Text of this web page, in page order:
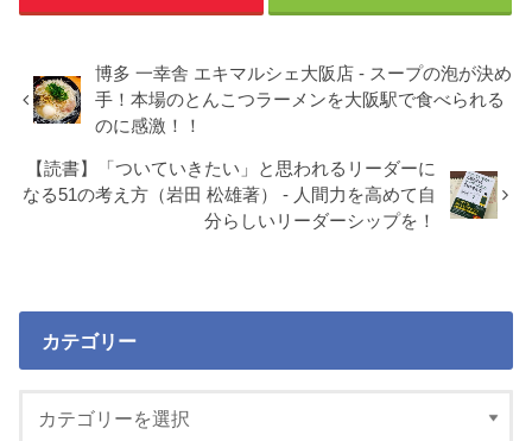
博多 一幸舎 エキマルシェ大阪店 - スープの泡が決め
手！本場のとんこつラーメンを大阪駅で食べられる
のに感激！！
【読書】「ついていきたい」と思われるリーダーに
なる51の考え方（岩田 松雄著） - 人間力を高めて自
分らしいリーダーシップを！
カテゴリー